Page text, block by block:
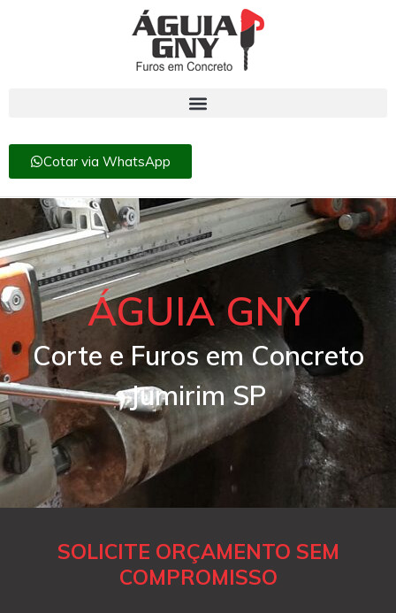
Cotar via WhatsApp
ÁGUIA GNY
Corte e Furos em Concreto
Jumirim SP
SOLICITE ORÇAMENTO SEM
COMPROMISSO